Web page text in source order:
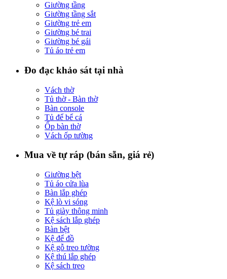
Giường tầng
Giường tầng sắt
Giường trẻ em
Giường bé trai
Giường bé gái
Tủ áo trẻ em
Đo đạc khảo sát tại nhà
Vách thờ
Tủ thờ - Bàn thờ
Bàn console
Tủ để bể cá
Ốp bàn thờ
Vách ốp tường
Mua về tự ráp (bán sẵn, giá rẻ)
Giường bệt
Tủ áo cửa lùa
Bàn lắp ghép
Kệ lò vi sóng
Tủ giày thông minh
Kệ sách lắp ghép
Bàn bệt
Kệ để đồ
Kệ gỗ treo tường
Kệ thú lắp ghép
Kệ sách treo